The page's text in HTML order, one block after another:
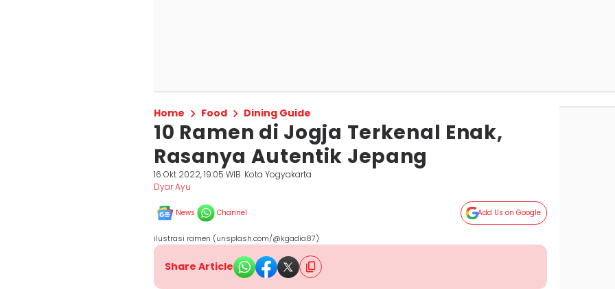
Home Food Dining Guide
10 Ramen di Jogja Terkenal Enak,
Rasanya Autentik Jepang
16 Okt 2022, 19:05 WIB Kota Yogyakarta
Dyar Ayu
News Channel Add Us on Google
ilustrasi ramen (unsplash.com/@kgadia87)
Share Article